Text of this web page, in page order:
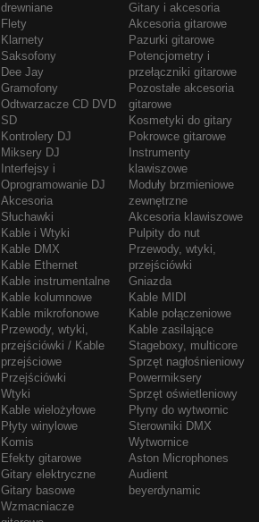
drewniane
Flety
Klarnety
Saksofony
Dee Jay
Gramofony
Odtwarzacze CD DVD
SD
Kontrolery DJ
Miksery DJ
Interfejsy i
Oprogramowanie DJ
Akcesoria
Słuchawki
Kable i Wtyki
Kable DMX
Kable Ethernet
Kable instrumentalne
Kable kolumnowe
Kable mikrofonowe
Przewody, wtyki,
przejściówki / Kable
przejściowe
Przejściówki
Wtyki
Kable wielożyłowe
Płyty winylowe
Komis
Efekty gitarowe
Gitary elektryczne
Gitary basowe
Wzmacniacze
Gitary i akcesoria
Akcesoria gitarowe
Pazurki gitarowe
Potencjometry i
przełączniki gitarowe
Pozostałe akcesoria
gitarowe
Kosmetyki do gitary
Pokrowce gitarowe
Instrumenty
klawiszowe
Moduły brzmieniowe
zewnętrzne
Akcesoria klawiszowe
Pulpity do nut
Przewody, wtyki,
przejściówki
Gniazda
Kable MIDI
Kable połączeniowe
Kable zasilające
Stageboxy, multicore
Sprzęt nagłośnieniowy
Powermiksery
Sprzęt oświetleniowy
Płyny do wytwornic
Sterowniki DMX
Wytwornice
Aston Microphones
Audient
beyerdynamic